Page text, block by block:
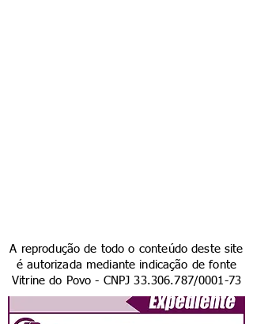
A reprodução de todo o conteúdo deste site
é autorizada mediante indicação de fonte
Vitrine do Povo - CNPJ33.306.787/0001-73